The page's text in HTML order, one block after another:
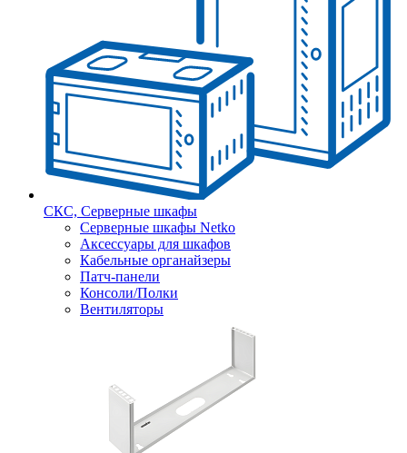
СКС, Серверные шкафы
Серверные шкафы Netko
Аксессуары для шкафов
Кабельные органайзеры
Патч-панели
Консоли/Полки
Вентиляторы